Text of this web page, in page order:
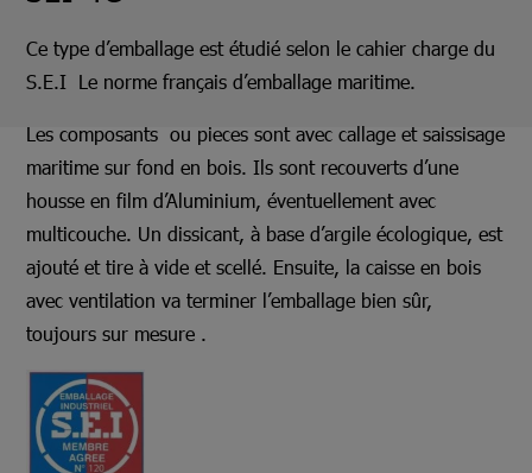
Ce type d’emballage est étudié selon le cahier charge du
S.E.I Le norme français d’emballage maritime.
Les composants ou pieces sont avec callage et saissisage
maritime sur fond en bois. Ils sont recouverts d’une
housse en film d’Aluminium, éventuellement avec
multicouche. Un dissicant, à base d’argile écologique, est
ajouté et tire à vide et scellé. Ensuite, la caisse en bois
avec ventilation va terminer l’emballage bien sûr,
toujours sur mesure .